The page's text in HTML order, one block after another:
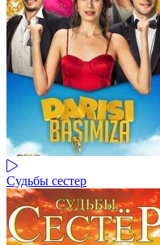
Судьбы сестер